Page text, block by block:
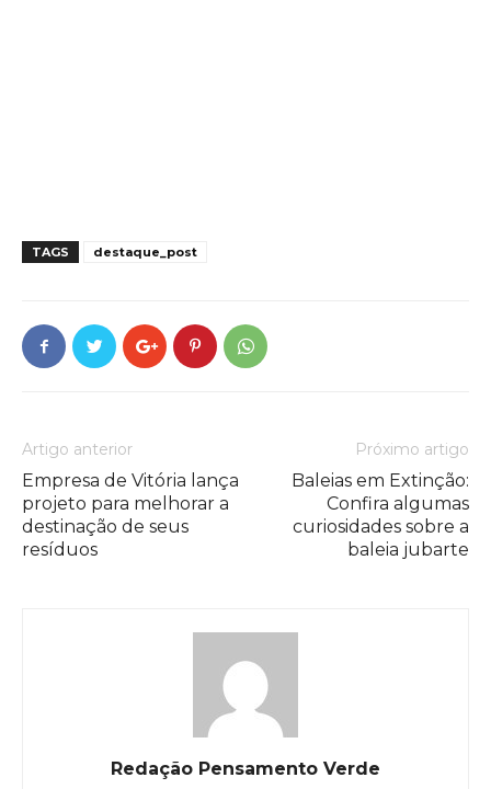
TAGS destaque_post
Artigo anterior
Empresa de Vitória lança
projeto para melhorar a
destinação de seus
resíduos
Próximo artigo
Baleias em Extinção:
Confira algumas
curiosidades sobre a
baleia jubarte
Redação Pensamento Verde